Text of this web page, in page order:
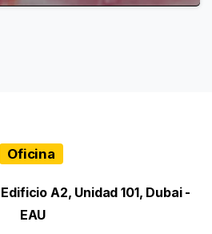
Oficina
A2, Unidad 101, Dubai -
EAU